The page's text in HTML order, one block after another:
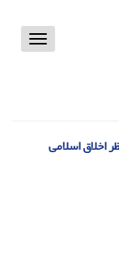
Toggle
اخلاق اسلامی